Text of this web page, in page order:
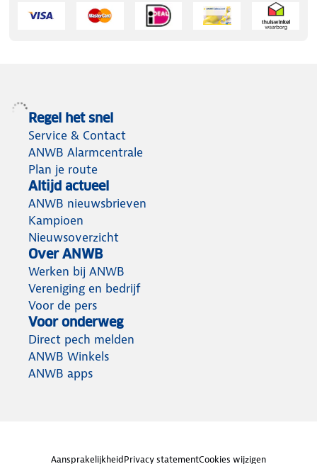
Regel het snel
Service & Contact
ANWB Alarmcentrale
Plan je route
Altijd actueel
ANWB nieuwsbrieven
Kampioen
Nieuwsoverzicht
Over ANWB
Werken bij ANWB
Vereniging en bedrijf
Voor de pers
Voor onderweg
Direct pech melden
ANWB Winkels
ANWB apps
AansprakelijkheidPrivacy statementCookies wijzigen